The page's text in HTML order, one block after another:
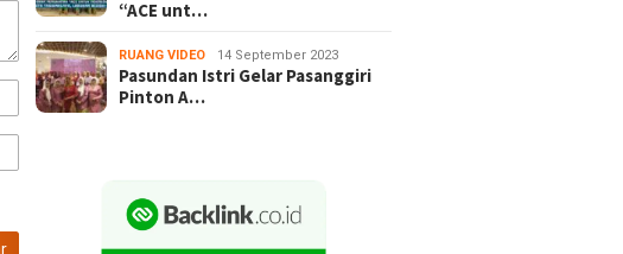
“ACE unt…
RUANG VIDEO 14 September 2023
Pasundan Istri Gelar Pasanggiri
Pinton A…